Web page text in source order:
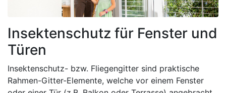
Insektenschutz für Fenster und
Türen
Insektenschutz- bzw. Fliegengitter sind praktische
Rahmen-Gitter-Elemente, welche vor einem Fenster